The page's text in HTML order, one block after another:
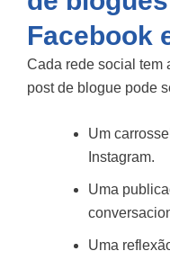
Facebook
Cada rede social tem
post de blogue pode
Um
Instagram.
Uma
Uma